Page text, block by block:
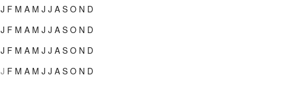
J F M A M J J A S O N D
J F M A M J J A S O N D
J F M A M J J A S O N D
J F M A M J J A S O N D